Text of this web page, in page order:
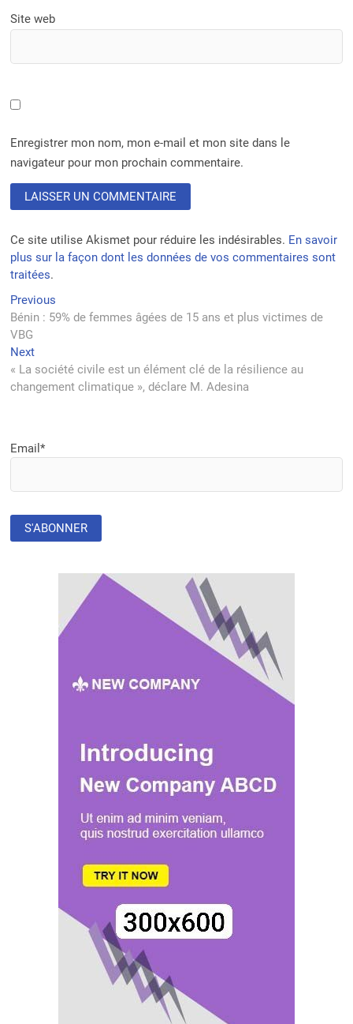
Site web
Enregistrer mon nom, mon e-mail et mon site dans le
navigateur pour mon prochain commentaire.
Ce site utilise Akismet pour réduire les indésirables. En savoir
plus sur la façon dont les données de vos commentaires sont
traitées.
Navigation
de
l’article
Previous
post:
Bénin : 59% de femmes âgées de 15 ans et plus victimes de
VBG
NextNext
post:
« La société civile est un élément clé de la résilience au
changement climatique », déclare M. Adesina
Email*